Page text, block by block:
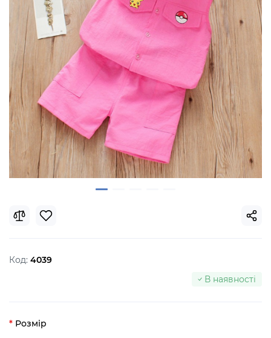
Код: 4039
В наявності
Розмір